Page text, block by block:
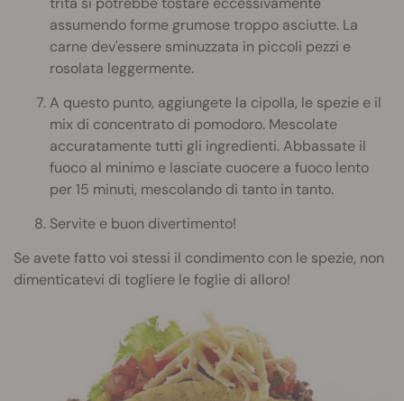
assumendo forme grumose troppo asciutte. La
carne dev'essere sminuzzata in piccoli pezzi e
rosolata leggermente.
A questo punto, aggiungete la cipolla, le spezie e il
mix di concentrato di pomodoro. Mescolate
accuratamente tutti gli ingredienti. Abbassate il
fuoco al minimo e lasciate cuocere a fuoco lento
per 15 minuti, mescolando di tanto in tanto.
Servite e buon divertimento!
Se avete fatto voi stessi il condimento con le spezie, non
dimenticatevi di togliere le foglie di alloro!